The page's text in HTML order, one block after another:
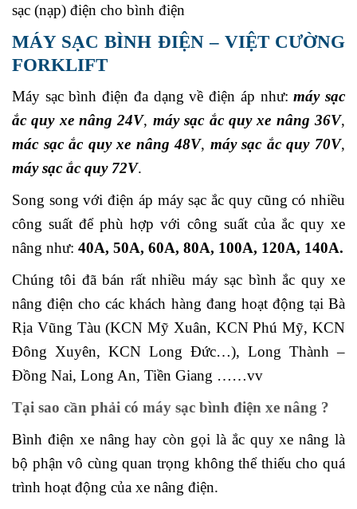
sạc (nạp) điện cho bình điện
MÁY SẠC BÌNH ĐIỆN – VIỆT CƯỜNG
FORKLIFT
Máy sạc bình điện đa dạng về điện áp như:máy sạc
ắc quy xe nâng 24V, máy sạc ắc quy xe nâng 36V,
mác sạc ắc quy xe nâng 48V, máy sạc ắc quy 70V,
máy sạc ắc quy 72V.
Song song với điện áp máy sạc ắc quy cũng có nhiều
công suất để phù hợp với công suất của ắc quy xe
nâng như: 40A, 50A, 60A, 80A, 100A, 120A, 140A.
Chúng tôi đã bán rất nhiều máy sạc bình ắc quy xe
nâng điện cho các khách hàng đang hoạt động tại Bà
Rịa Vũng Tàu (KCN Mỹ Xuân, KCN Phú Mỹ, KCN
Đông Xuyên, KCN Long Đức…), Long Thành –
Đồng Nai, Long An, Tiền Giang ……vv
Tại sao cần phải có máy sạc bình điện xe nâng ?
Bình điện xe nâng hay còn gọi là ắc quy xe nâng là
bộ phận vô cùng quan trọng không thể thiếu cho quá
trình hoạt động của xe nâng điện.